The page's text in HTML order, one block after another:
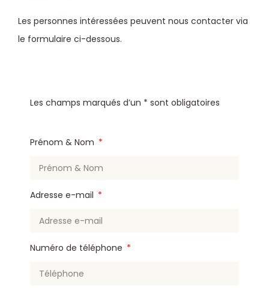
Les personnes intéressées peuvent nous contacter via
le formulaire ci-dessous.
Les champs marqués d’un * sont obligatoires
Prénom & Nom
Adresse e-mail
Numéro de téléphone